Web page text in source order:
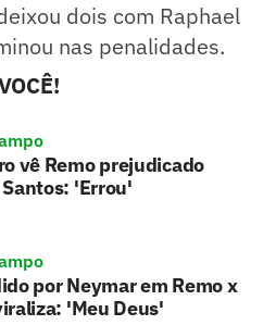
dois com Raphael
nas penalidades.
vê Remo prejudicado
'Errou'
por Neymar em Remo x
'Meu Deus'